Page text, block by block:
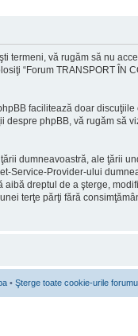
termeni, vă rugăm să nu
“Forum TRANSPORT ÎN
facilitează doar
despre phpBB, vă rugăm să
dumneavoastră, ale ţării
Service-Provider-ului
aibă dreptul de a şterge,
terţe părţi fără
• Şterge toate cookie-urile